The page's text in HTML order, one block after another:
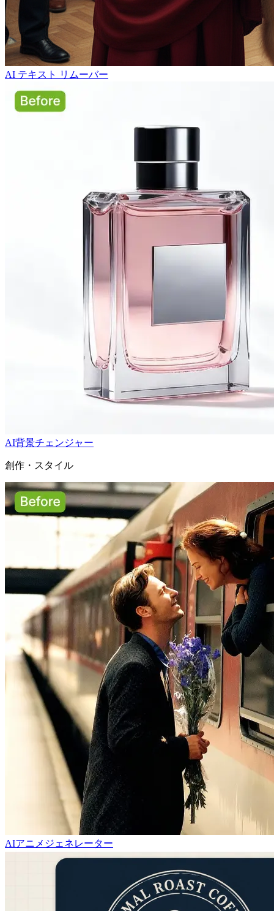
AI テキスト リムーバー
AI背景チェンジャー
創作・スタイル
AIアニメジェネレーター